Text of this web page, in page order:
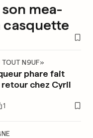
mea-
casquette
TOUT N9UF»
phare fait
chez Cyril
1